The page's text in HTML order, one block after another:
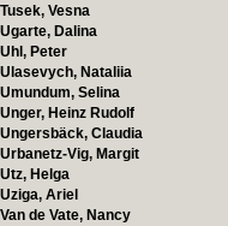
Tusek, Vesna
Ugarte, Dalina
Uhl, Peter
Ulasevych, Nataliia
Umundum, Selina
Unger, Heinz Rudolf
Ungersbäck, Claudia
Urbanetz-Vig, Margit
Utz, Helga
Uziga, Ariel
Van de Vate, Nancy